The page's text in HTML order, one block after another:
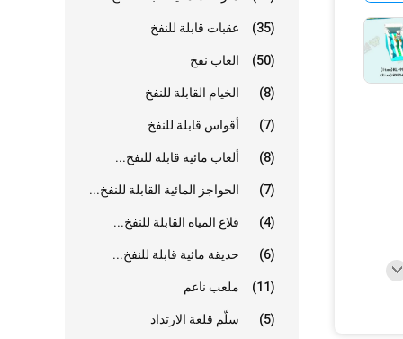
عقبات قابلة للنفخ (35)
العاب نفخ (50)
الخيام القابلة للنفخ (8)
أقواس قابلة للنفخ (7)
ألعاب مائية قابلة للنفخ... (8)
الحواجز المائية القابلة للنفخ... (7)
قلاع المياه القابلة للنفخ... (4)
حديقة مائية قابلة للنفخ... (6)
ملعب ناعم (11)
سلّم قلعة الارتداد (5)